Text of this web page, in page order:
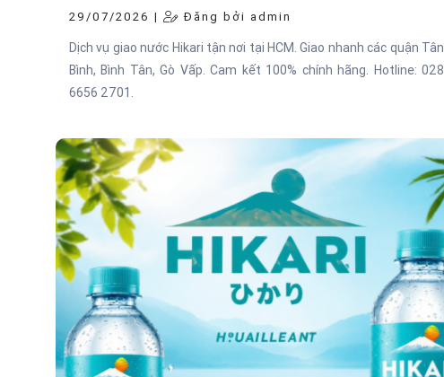
29/07/2026 | Đăng bởi admin
Dịch vụ giao nước Hikari tận nơi tại HCM. Giao nhanh các quận Tân
Bình, Bình Tân, Gò Vấp. Cam kết 100% chính hãng. Hotline: 028
6656 2701.